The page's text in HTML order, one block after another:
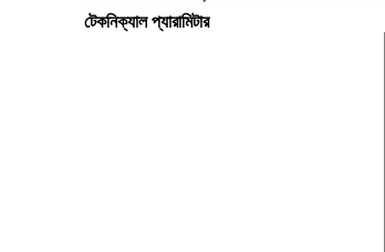
টেকনিক্যাল প্যারামিটার